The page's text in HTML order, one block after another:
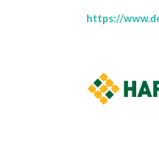
https://